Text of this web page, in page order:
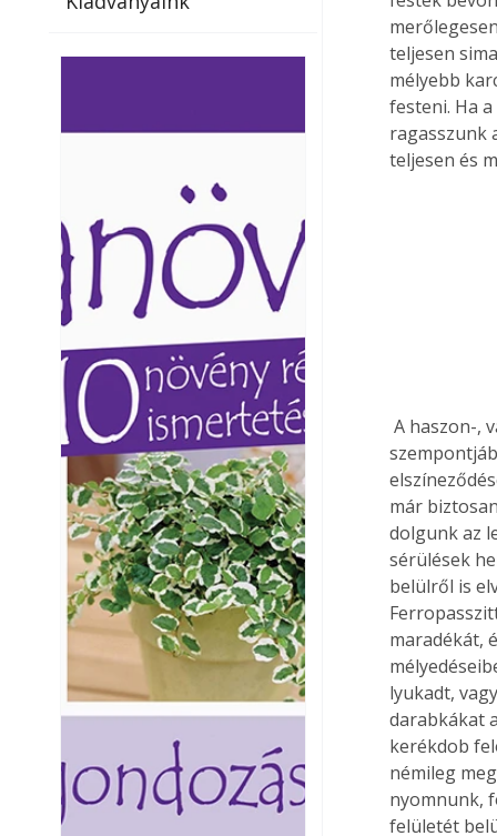
elérhetők lapszámaink. Bárhol,
nyaralás, pihenés
elérhetők
bármikor, akár
vagy dolgozva is
Ezermester
Laptapir kényelmes
mert: – t
teljesen
mélyebb
festeni. Ha
ragasszunk
teljesen és
A haszon-, vagy személygépkocsik talán legkritikusabb része - rozsdásodás
már
dolgunk az
sérülések
belülről is
maradékát,
lyukadt,
darabkákat
kerékdob
némileg
nyomnunk,
felületét